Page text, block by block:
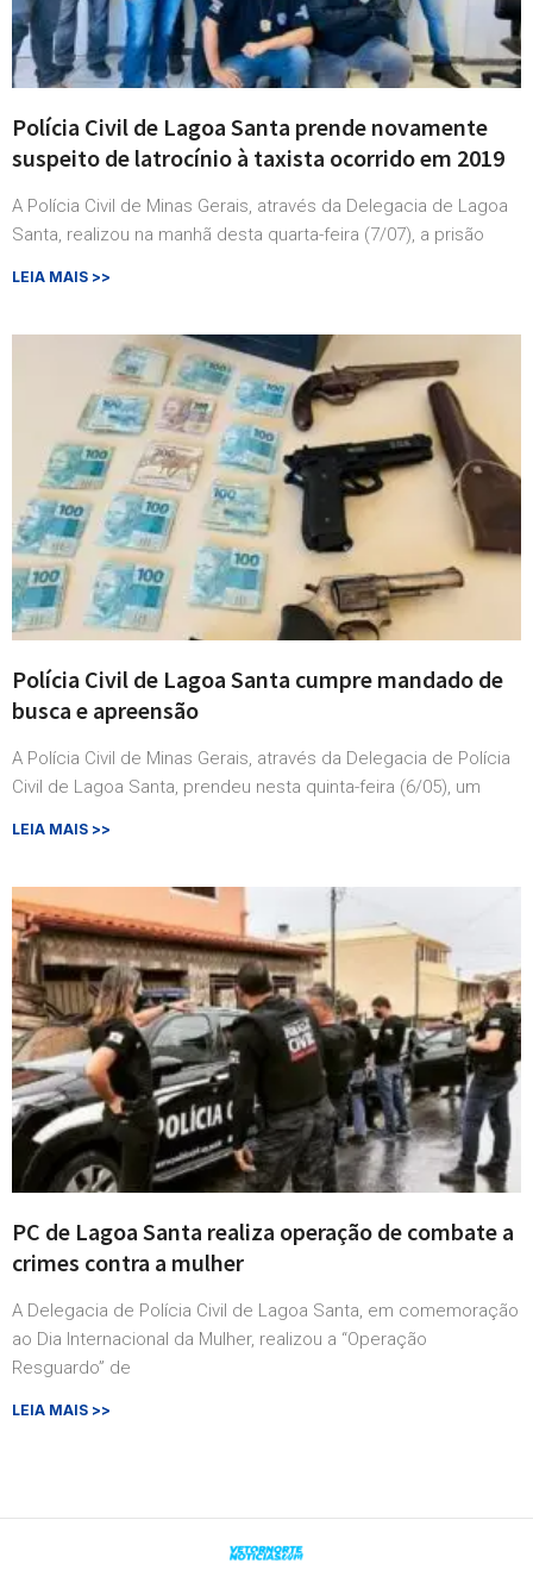
Polícia Civil de Lagoa Santa prende novamente
suspeito de latrocínio à taxista ocorrido em 2019
A Polícia Civil de Minas Gerais, através da Delegacia de Lagoa
Santa, realizou na manhã desta quarta-feira (7/07), a prisão
LEIA MAIS >>
Polícia Civil de Lagoa Santa cumpre mandado de
busca e apreensão
A Polícia Civil de Minas Gerais, através da Delegacia de Polícia
Civil de Lagoa Santa, prendeu nesta quinta-feira (6/05), um
LEIA MAIS >>
PC de Lagoa Santa realiza operação de combate a
crimes contra a mulher
A Delegacia de Polícia Civil de Lagoa Santa, em comemoração
ao Dia Internacional da Mulher, realizou a “Operação
Resguardo” de
LEIA MAIS >>